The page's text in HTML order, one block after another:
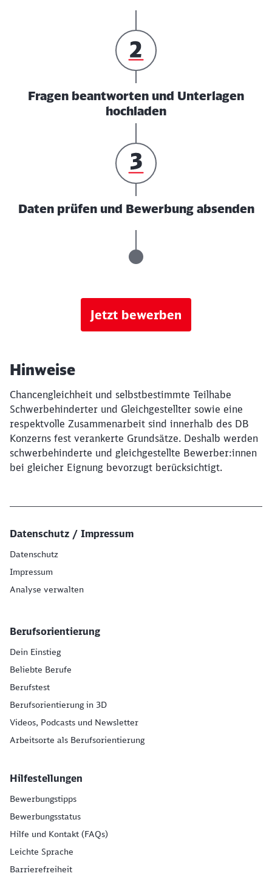
Fragen beantworten und Unterlagen
hochladen
Daten prüfen und Bewerbung absenden
Jetzt bewerben
Hinweise
Chancengleichheit und selbstbestimmte Teilhabe
Schwerbehinderter und Gleichgestellter sowie eine
respektvolle Zusammenarbeit sind innerhalb des DB
Konzerns fest verankerte Grundsätze. Deshalb werden
schwerbehinderte und gleichgestellte Bewerber:innen
bei gleicher Eignung bevorzugt berücksichtigt.
Datenschutz / Impressum
Datenschutz
Impressum
Analyse verwalten
Berufsorientierung
Dein Einstieg
Beliebte Berufe
Berufstest
Berufsorientierung in 3D
Videos, Podcasts und Newsletter
Arbeitsorte als Berufsorientierung
Hilfestellungen
Bewerbungstipps
Bewerbungsstatus
Hilfe und Kontakt (FAQs)
Leichte Sprache
Barrierefreiheit